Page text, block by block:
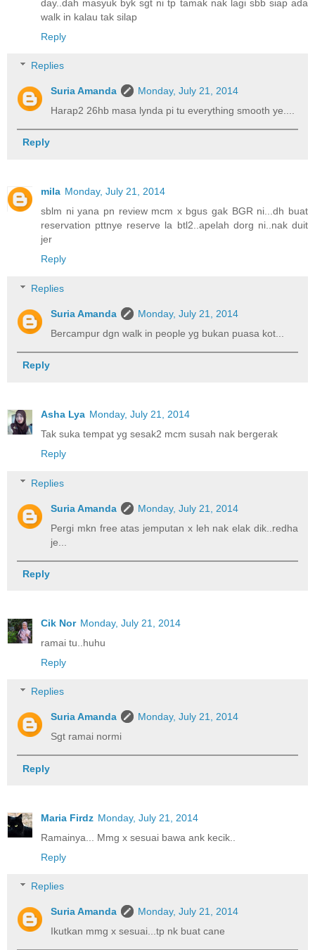
day..dah masyuk byk sgt ni tp tamak nak lagi sbb siap ada
walk in kalau tak silap
Reply
Replies
Suria Amanda
Monday, July 21, 2014
Harap2 26hb masa lynda pi tu everything smooth ye....
Reply
mila Monday, July 21, 2014
sblm ni yana pn review mcm x bgus gak BGR ni...dh buat
reservation pttnye reserve la btl2..apelah dorg ni..nak duit
jer
Reply
Replies
Suria Amanda
Monday, July 21, 2014
Bercampur dgn walk in people yg bukan puasa kot...
Reply
Asha Lya Monday, July 21, 2014
Tak suka tempat yg sesak2 mcm susah nak bergerak
Reply
Replies
Suria Amanda
Monday, July 21, 2014
Pergi mkn free atas jemputan x leh nak elak dik..redha
je...
Reply
Cik Nor Monday, July 21, 2014
ramai tu..huhu
Reply
Replies
Suria Amanda
Monday, July 21, 2014
Sgt ramai normi
Reply
Maria Firdz Monday, July 21, 2014
Ramainya... Mmg x sesuai bawa ank kecik..
Reply
Replies
Suria Amanda
Monday, July 21, 2014
Ikutkan mmg x sesuai...tp nk buat cane